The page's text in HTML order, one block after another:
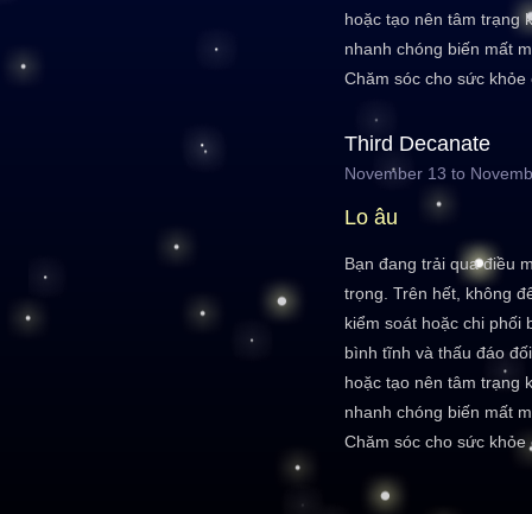
hoặc tạo nên tâm trạng
nhanh chóng biến mất
Chăm sóc cho sức khỏe
Third Decanate
November 13 to
Lo âu
Bạn đang trải qua điều
trọng. Trên hết, không
kiểm soát hoặc chi phối
bình tĩnh và thấu đáo
hoặc tạo nên tâm trạng
nhanh chóng biến mất
Chăm sóc cho sức khỏe